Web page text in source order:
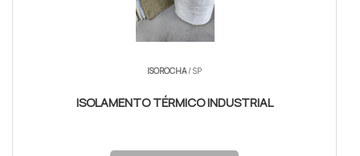
ISOROCHA/ SP
ISOLAMENTO TÉRMICO INDUSTRIAL